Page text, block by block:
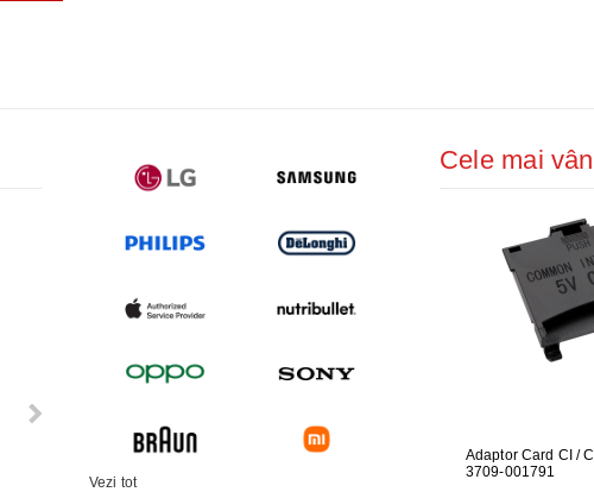
CABLU ONE CONNECT PENTRU
FURTUN EVACUARE PENTRU
MASINA DE SPALAT LG
Vezi tot
Cele mai
Adaptor Card CI /
3709-001791